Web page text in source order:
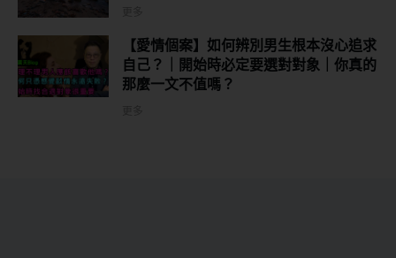
【愛情個案】如何辨別男生根本沒心追求
自己？｜開始時必定要選對對象｜你真的
那麼一文不值嗎？